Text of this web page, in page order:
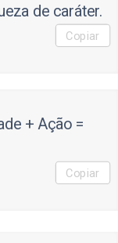
de caráter.
Copiar
+ Ação =
Copiar